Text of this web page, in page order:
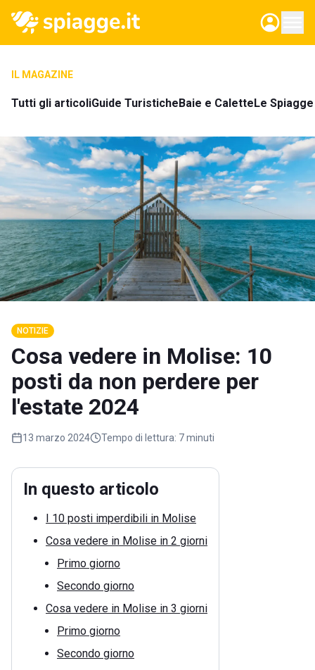
IL MAGAZINE
Tutti gli articoliGuide TuristicheBaie e CaletteLe
NOTIZIE
Cosa vedere in Molise: 10
posti da non perdere per
l'estate 2024
13 marzo 2024 Tempo di lettura: 7 minuti
In questo articolo
I 10 posti imperdibili in Molise
Cosa vedere in Molise in 2 giorni
Primo giorno
Secondo giorno
Cosa vedere in Molise in 3 giorni
Primo giorno
Secondo giorno